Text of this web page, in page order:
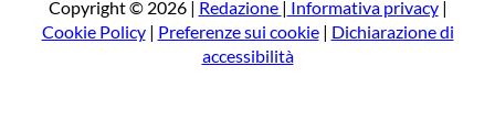
a
Copyright © 2026 | Redazione | Informativa privacy|
Cookie Policy| Preferenze sui cookie| Dichiarazione di
accessibilità